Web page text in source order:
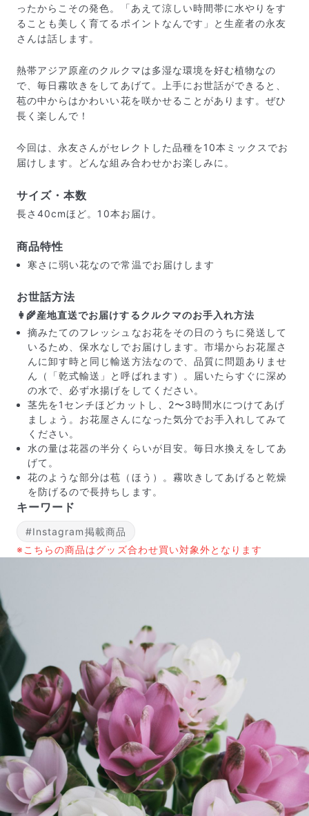
届いたお花に元気がなかったら？
不備があった場合は、些細なことでもお気軽にサポート
までご連絡ください。ご返金にて補償いたします。
写真と同じものが届く？
商品ページに掲載している写真は、実際にお届けする商
品を撮影したものです。お花は生き物なので、どうして
も色味やサイズ・咲き方に個体差はありますが、できる
だけ写真のイメージに近いものをお届けできるように人
の目でチェックをしています。
Q. 毎月自動でお花が届くサービスですか？
いいえ、毎月自動でお届けするサービスではありません。好
きな時に好きな花をご注文いただけます。
Q. 配送できないエリアはありますか？
ただいま沖縄・離島エリアへの配送には対応しておりませ
ん。ご了承ください。
Q. 配送日時は指定できますか？
お花をベストなタイミングで発送しているため、お届け日の
指定はできません。受け取り時間帯は、発送後にクロネコヤ
マトのアプリから変更可能です。
Q. 注文後にキャンセルできますか？
ご注文後一定時間内であればキャンセル可能です。
ったからこその発色。「あえて涼しい時間帯に水やりをす
ることも美しく育てるポイントなんです」と生産者の永友
さんは話します。
熱帯アジア原産のクルクマは多湿な環境を好む植物なの
で、毎日霧吹きをしてあげて。上手にお世話ができると、
苞の中からはかわいい花を咲かせることがあります。ぜひ
長く楽しんで！
今回は、永友さんがセレクトした品種を10本ミックスでお
届けします。どんな組み合わせかお楽しみに。
サイズ・本数
長さ40cmほど。10本お届け。
商品特性
寒さに弱い花なので常温でお届けします
お世話方法
👩‍🌾産地直送でお届けするクルクマのお手入れ方法
摘みたてのフレッシュなお花をその日のうちに発送して
いるため、保水なしでお届けします。市場からお花屋さ
んに卸す時と同じ輸送方法なので、品質に問題ありませ
ん（「乾式輸送」と呼ばれます）。届いたらすぐに深め
の水で、必ず水揚げをしてください。
茎先を1センチほどカットし、2〜3時間水につけてあげ
ましょう。お花屋さんになった気分でお手入れしてみて
ください。
水の量は花器の半分くらいが目安。毎日水換えをしてあ
げて。
花のような部分は苞（ほう）。霧吹きしてあげると乾燥
を防げるので長持ちします。
キーワード
#Instagram掲載商品
※こちらの商品はグッズ合わせ買い対象外となります